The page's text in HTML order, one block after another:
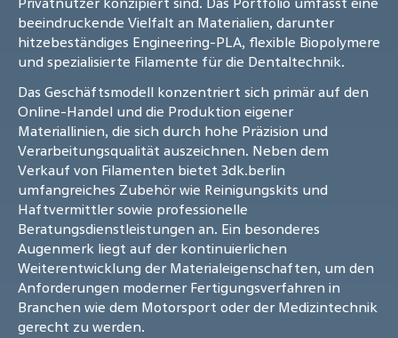
beeindruckende Vielfalt an Materialien, darunter
hitzebeständiges Engineering-PLA, flexible Biopolymere
und spezialisierte Filamente für die Dentaltechnik.
Das Geschäftsmodell konzentriert sich primär auf den
Online-Handel und die Produktion eigener
Materiallinien, die sich durch hohe Präzision und
Verarbeitungsqualität auszeichnen. Neben dem
Verkauf von Filamenten bietet 3dk.berlin
umfangreiches Zubehör wie Reinigungskits und
Haftvermittler sowie professionelle
Beratungsdienstleistungen an. Ein besonderes
Augenmerk liegt auf der kontinuierlichen
Weiterentwicklung der Materialeigenschaften, um den
Anforderungen moderner Fertigungsverfahren in
Branchen wie dem Motorsport oder der Medizintechnik
gerecht zu werden.